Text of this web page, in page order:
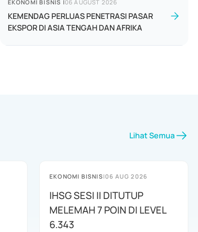
EKONOMI BISNIS |06 AUGUST 2026
KEMENDAG PERLUAS PENETRASI PASAR
EKSPOR DI ASIA TENGAH DAN AFRIKA
Lihat Semua
EKONOMI BISNIS|06 AUG 2026
IHSG SESI II DITUTUP
MELEMAH 7 POIN DI LEVEL
6.343